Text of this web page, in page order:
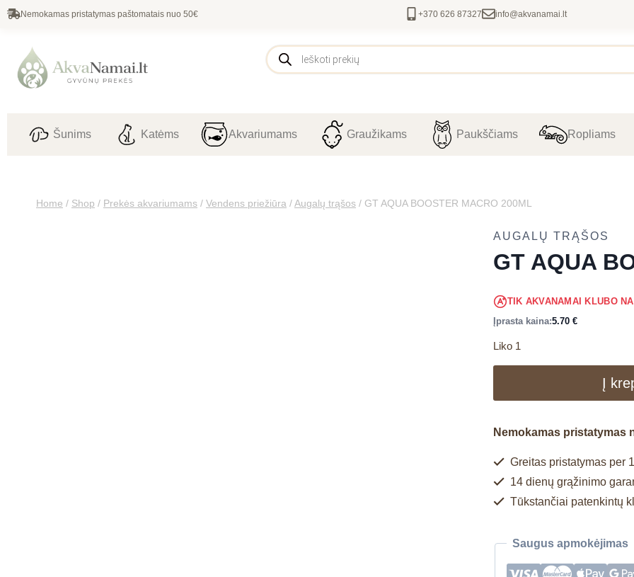
Nemokamas pristatymas paštomatais nuo 50€ +370 626 87327 info@akvanamai.lt
Šunims Katėms Akvariumams Graužikams Paukščiams Ropliams
Home / Shop / Prekės akvariumams / Vendens priežiūra / Augalų trąšos / GT AQUA BOOSTER MACRO 200ML
AUGALŲ TRĄŠOS
GT AQUA
TIK AKVANAMAI KLUBO
Įprasta kaina:5.70 €
Liko 1
Į
Nemokamas pristatymas
Greitas pristatymas per
14 dienų grąžinimo
Tūkstančiai patenkintų
Saugus apmokėjimas